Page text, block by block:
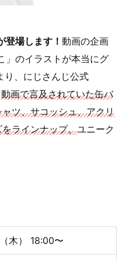
登場します！ 動画の企画
」のイラストが本当にグ
り、にじさんじ公式
動画で言及されていた缶バ
ツ、サコッシュ、アクリ
ラインナップ。ユニーク
木） 18:00〜